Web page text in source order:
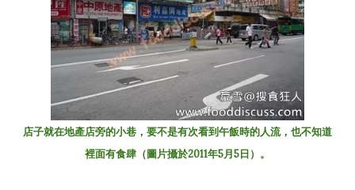
店子就在地產店旁的小巷，要不是有次看到午飯時的人流，也不知道
裡面有食肆（圖片攝於2011年5月5日）。